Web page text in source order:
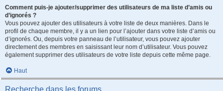
Comment puis-je ajouter/supprimer des utilisateurs de ma liste d’amis ou
d’ignorés ?
Vous pouvez ajouter des utilisateurs à votre liste de deux manières. Dans le
profil de chaque membre, il y a un lien pour l’ajouter dans votre liste d’amis ou
d’ignorés. Ou, depuis votre panneau de l’utilisateur, vous pouvez ajouter
directement des membres en saisissant leur nom d’utilisateur. Vous pouvez
également supprimer des utilisateurs de votre liste depuis cette même page.
Haut
Recherche dans les forums